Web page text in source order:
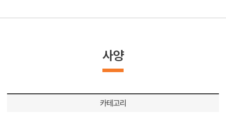
사양
카테고리